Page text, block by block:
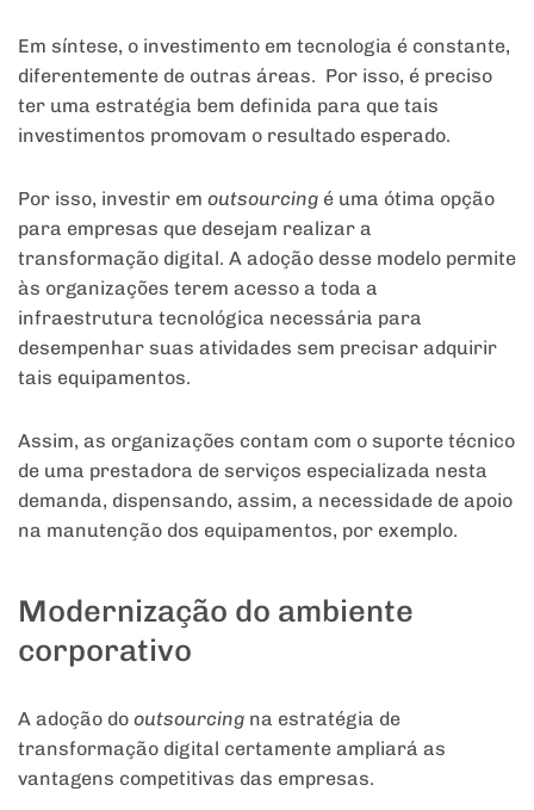
Em síntese, o investimento em tecnologia é constante,
diferentemente de outras áreas. Por isso, é preciso
ter uma estratégia bem definida para que tais
investimentos promovam o resultado esperado.
Por isso, investir em outsourcing é uma ótima opção
para empresas que desejam realizar a
transformação digital. A adoção desse modelo permite
às organizações terem acesso a toda a
infraestrutura tecnológica necessária para
desempenhar suas atividades sem precisar adquirir
tais equipamentos.
Assim, as organizações contam com o suporte técnico
de uma prestadora de serviços especializada nesta
demanda, dispensando, assim, a necessidade de apoio
na manutenção dos equipamentos, por exemplo.
Modernização do ambiente
corporativo
A adoção do outsourcing na estratégia de
transformação digital certamente ampliará as
vantagens competitivas das empresas.